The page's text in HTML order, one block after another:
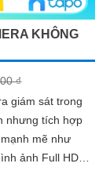
KHÔNG
₫
giám sát trong
nhưng tích hợp
mẽ như
ảnh Full HD